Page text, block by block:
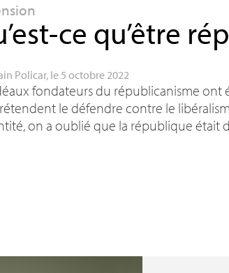
ce qu’être
Policar, le 5 octobre 2022
fondateurs du républicanisme ont
le défendre contre le
on a oublié que la république était